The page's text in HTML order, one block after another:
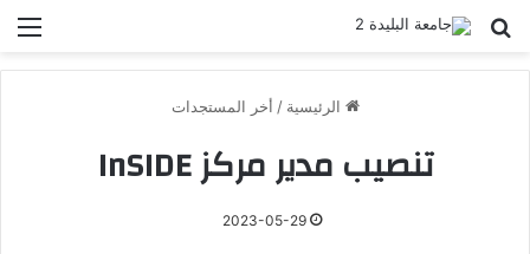
بحث عن
الرئيسية / أخر المستجدات
تنصيب مدير مركز InSIDE
2023-05-29